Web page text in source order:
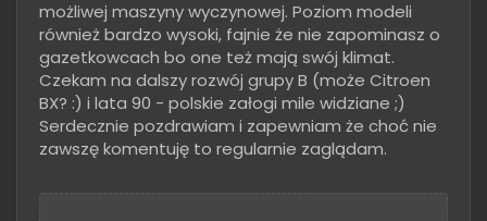
możliwej maszyny wyczynowej. Poziom modeli
również bardzo wysoki, fajnie że nie zapominasz o
gazetkowcach bo one też mają swój klimat.
Czekam na dalszy rozwój grupy B (może Citroen
BX? :) i lata 90 - polskie załogi mile widziane ;)
Serdecznie pozdrawiam i zapewniam że choć nie
zawszę komentuję to regularnie zaglądam.